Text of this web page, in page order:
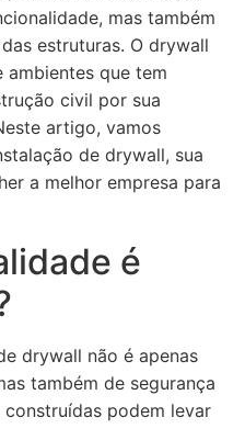
mas também
estruturas. O drywall
ambientes que tem
civil por sua
artigo, vamos
de drywall, sua
a melhor empresa para
é
drywall não é apenas
também de segurança
podem levar